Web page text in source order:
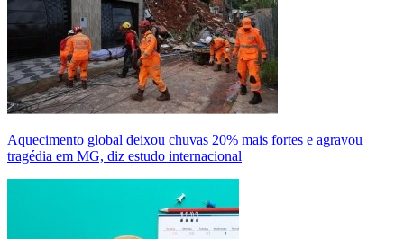
Aquecimento global deixou chuvas 20% mais fortes e agravou
tragédia em MG, diz estudo internacional